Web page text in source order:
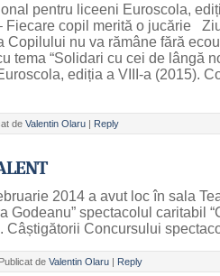
pentru liceeni Euroscola,
Fiecare copil merită o jucărie
Copilului nu va rămâne fără
tema “Solidari cu cei de lângă
ediția a VIII-a (2015).
deValentin Olaru | Reply
2014 a avut loc în sala
Godeanu” spectacolul caritabil
Câștigătorii Concursului
Publicat deValentin Olaru | Reply